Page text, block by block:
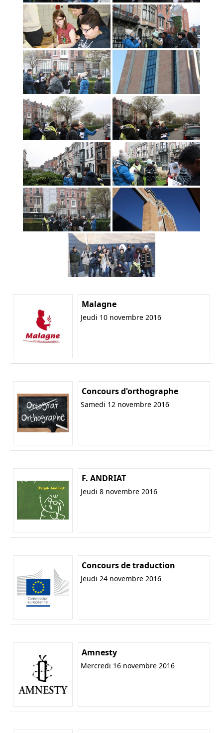
Malagne
Jeudi 10 novembre 2016
Concours d'orthographe
Samedi 12 novembre 2016
F. ANDRIAT
Jeudi 8 novembre 2016
Concours de traduction
Jeudi 24 novembre 2016
Amnesty
Mercredi 16 novembre 2016